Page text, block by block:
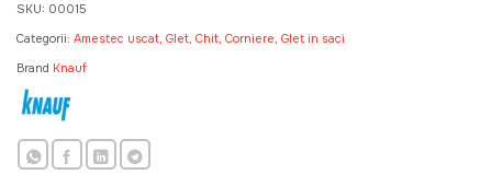
SKU: 00015
Categorii: Amestec uscat, Glet, Chit, Corniere, Glet in saci
Brand Knauf